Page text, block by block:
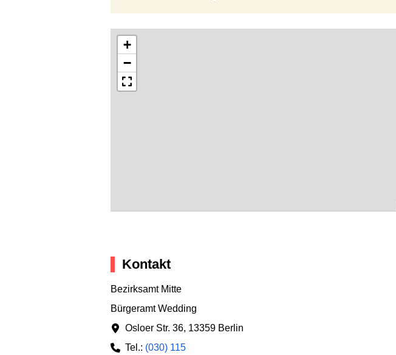
+
−
Kontakt
Bezirksamt Mitte
Bürgeramt Wedding
Osloer Str. 36, 13359 Berlin
Tel.: (030) 115